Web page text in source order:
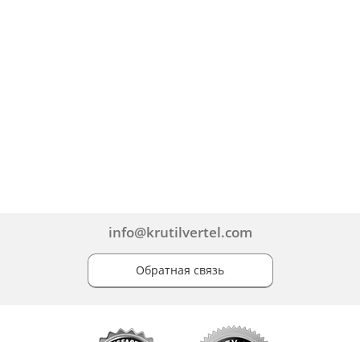
info@krutilvertel.com
Обратная связь